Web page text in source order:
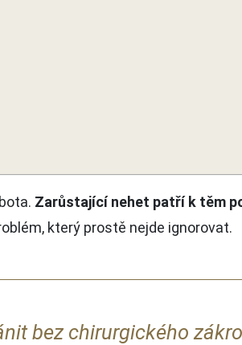
Zarůstající nehet patří k těm
který prostě nejde ignorovat.
bez chirurgického